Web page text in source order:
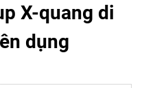
X-quang di
dụng